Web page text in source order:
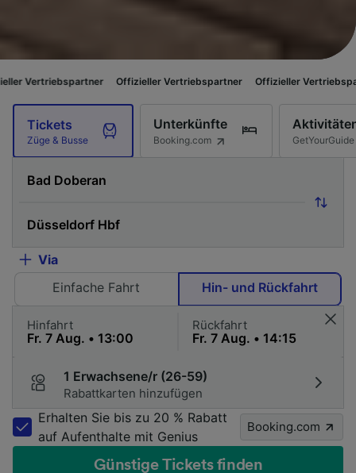
Offizieller Vertriebspartner Offizieller Vertriebspartner
Tickets
Züge & Busse
Unterkünfte
Booking.com GetYourGuide
Via
Einfache Fahrt
Hin- und Rückfahrt
Hinfahrt Rückfahrt
1 Erwachsene/r (26-59)
Rabattkarten hinzufügen
Erhalten Sie bis zu 20 % Rabatt
auf Aufenthalte mit Genius
Booking.com
Günstige Tickets finden